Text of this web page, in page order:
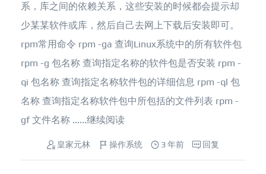
系，库之间的依赖关系，这些安装的时候都会提示却
少某某软件或库，然后自己去网上下载后安装即可。
rpm常用命令 rpm -ga 查询Linux系统中的所有软件包
rpm -g 包名称 查询指定名称的软件包是否安装 rpm -
qi 包名称 查询指定名称软件包的详细信息 rpm -ql 包
名称 查询指定名称软件包中所包括的文件列表 rpm -
gf 文件名称 ......继续阅读
皇家元林 操作系统 3 年前 回复